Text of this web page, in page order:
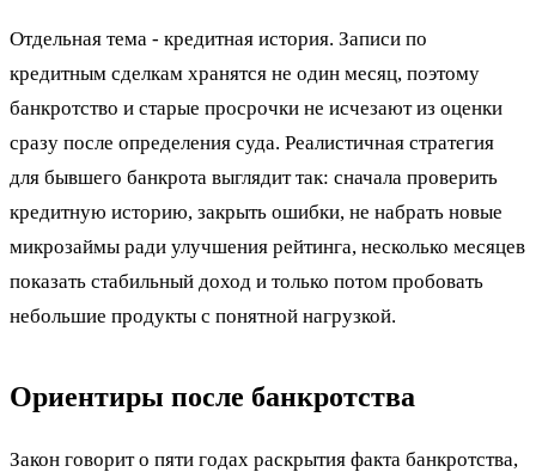
Отдельная тема - кредитная история. Записи по
кредитным сделкам хранятся не один месяц, поэтому
банкротство и старые просрочки не исчезают из оценки
сразу после определения суда. Реалистичная стратегия
для бывшего банкрота выглядит так: сначала проверить
кредитную историю, закрыть ошибки, не набрать новые
микрозаймы ради улучшения рейтинга, несколько месяцев
показать стабильный доход и только потом пробовать
небольшие продукты с понятной нагрузкой.
Ориентиры после банкротства
Закон говорит о пяти годах раскрытия факта банкротства,